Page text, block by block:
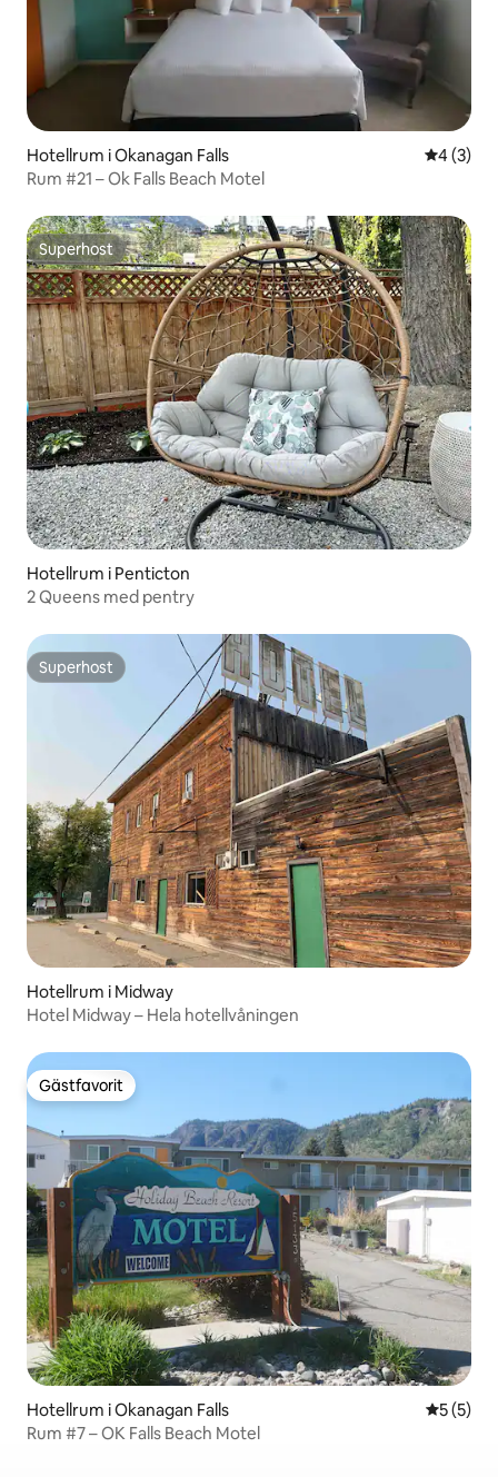
Hotellrum i Okanagan Falls 4 av 5 i
4 (3)
Rum #21 – Ok Falls Beach Motel
Superhost
Superhost
Hotellrum i Penticton
2 Queens med pentry
Superhost
Superhost
Hotellrum i Midway
Hotel Midway – Hela hotellvåningen
Gästfavorit
Gästfavorit
Hotellrum i Okanagan Falls 5 av 5 i
5 (5)
Rum #7 – OK Falls Beach Motel